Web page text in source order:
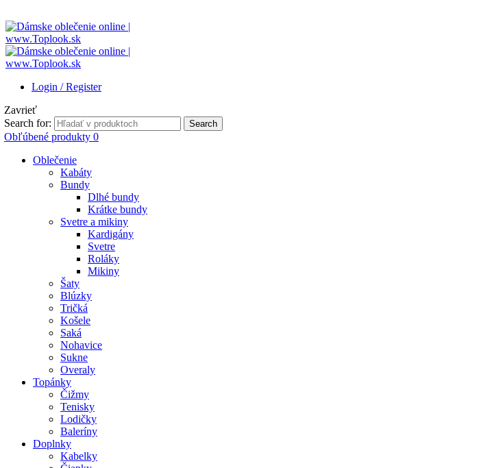
Login / Register
Zavrieť
Search for:
Search
Obľúbené produkty 0
Oblečenie
Kabáty
Bundy
Dlhé bundy
Krátke bundy
Svetre a mikiny
Kardigány
Svetre
Roláky
Mikiny
Šaty
Blúzky
Tričká
Košele
Saká
Nohavice
Sukne
Overaly
Topánky
Čižmy
Tenisky
Lodičky
Baleríny
Doplnky
Kabelky